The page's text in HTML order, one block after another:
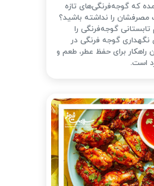
که گوجه‌فرنگی‌های تازه
را نداشته باشید؟
گوجه‌فرنگی را
نگهداری گوجه فرنگی در
راهکار برای حفظ عطر، طعم و
است.